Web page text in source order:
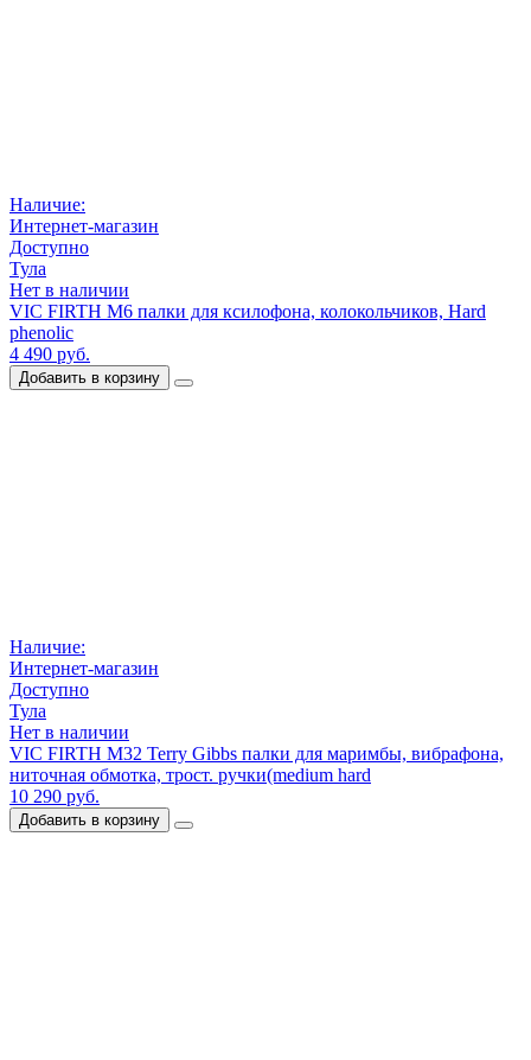
Наличие:
Интернет-магазин
Доступно
Тула
Нет в наличии
VIC FIRTH M6 палки для ксилофона, колокольчиков, Hard
phenolic
4 490 руб.
Добавить в корзину
Наличие:
Интернет-магазин
Доступно
Тула
Нет в наличии
VIC FIRTH M32 Terry Gibbs палки для маримбы, вибрафона,
ниточная обмотка, трост. ручки(medium hard
10 290 руб.
Добавить в корзину